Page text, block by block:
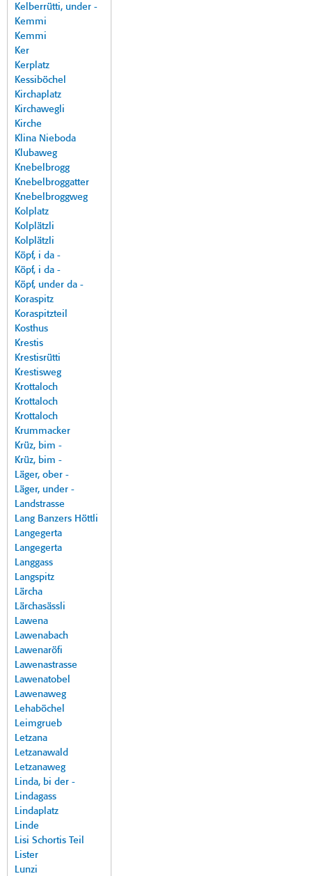
Kelberrütti, under -
Kemmi
Kemmi
Ker
Kerplatz
Kessiböchel
Kirchaplatz
Kirchawegli
Kirche
Klina Nieboda
Klubaweg
Knebelbrogg
Knebelbroggatter
Knebelbroggweg
Kolplatz
Kolplätzli
Kolplätzli
Köpf, i da -
Köpf, i da -
Köpf, under da -
Koraspitz
Koraspitzteil
Kosthus
Krestis
Krestisrütti
Krestisweg
Krottaloch
Krottaloch
Krottaloch
Krummacker
Krüz, bim -
Krüz, bim -
Läger, ober -
Läger, under -
Landstrasse
Lang Banzers Höttli
Langegerta
Langegerta
Langgass
Langspitz
Lärcha
Lärchasässli
Lawena
Lawenabach
Lawenaröfi
Lawenastrasse
Lawenatobel
Lawenaweg
Lehaböchel
Leimgrueb
Letzana
Letzanawald
Letzanaweg
Linda, bi der -
Lindagass
Lindaplatz
Linde
Lisi Schortis Teil
Lister
Lunzi